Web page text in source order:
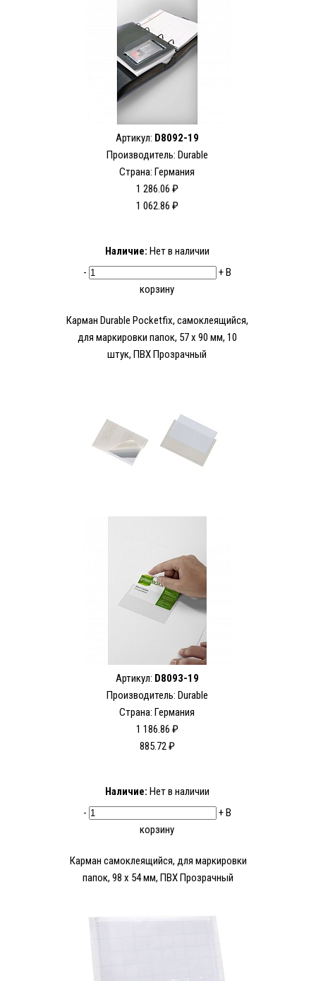
Артикул: D8092-19
Производитель: Durable
Страна: Германия
1 286.06 ₽
1 062.86 ₽
Наличие: Нет в наличии
-
+В
корзину
Карман Durable Pocketfix, самоклеящийся,
для маркировки папок, 57 х 90 мм, 10
штук, ПВХ Прозрачный
Артикул: D8093-19
Производитель: Durable
Страна: Германия
1 186.86 ₽
885.72 ₽
Наличие: Нет в наличии
-
+В
корзину
Карман самоклеящийся, для маркировки
папок, 98 х 54 мм, ПВХ Прозрачный